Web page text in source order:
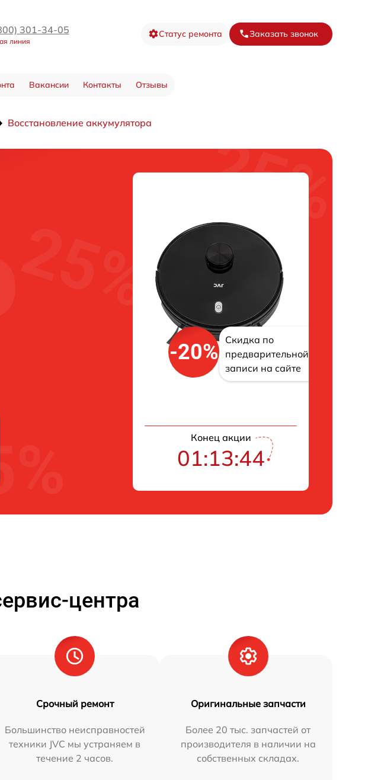
301-34-05
линия
Статус ремонта Заказать звонок
Вакансии Контакты Отзывы
Восстановление аккумулятора
-20%
Скидка по
предварительной
записи на сайте
Конец акции
01:13:43
центра
Срочный ремонт
Большинство неисправностей
техники JVC мы устраняем в
течение 2 часов.
Оригинальные запчасти
Более 20 тыс. запчастей от
производителя в наличии на
собственных складах.